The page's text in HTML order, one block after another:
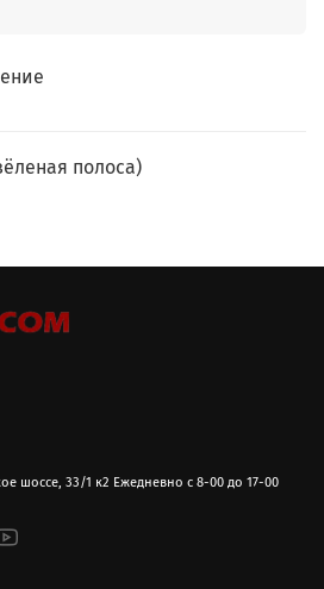
полоса)
шоссе, 33/1 к2 Ежедневно с 8-00 до 17-00